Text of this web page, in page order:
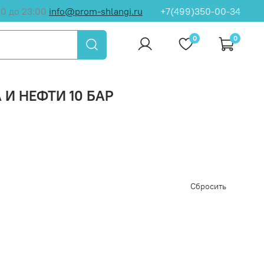
до 23:00 info@prom-shlangi.ru +7(499)350-00-34
0 0
НЕФТИ 10 БАР
Сбросить